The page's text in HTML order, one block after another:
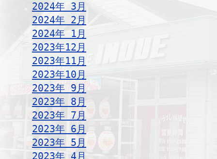
2024年 3月
2024年 2月
2024年 1月
2023年12月
2023年11月
2023年10月
2023年 9月
2023年 8月
2023年 7月
2023年 6月
2023年 5月
2023年 4月